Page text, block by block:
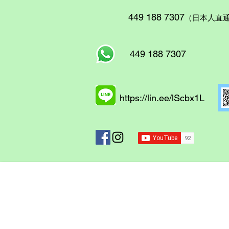
449 188 7307 （日本人直
449 188 7307
https://lin.ee/lScbx1L